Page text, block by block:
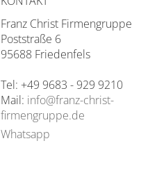
Franz Christ Firmengruppe
Poststraße 6
95688 Friedenfels
Tel: +49 9683 - 929 9210
Mail: info@franz-christ-
firmengruppe.de
Whatsapp